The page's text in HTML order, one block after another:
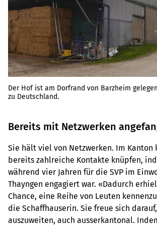
Der Hof ist am Dorfrand von Barzheim
zu Deutschland.
Bereits mit Netzwerken
Sie hält viel von Netzwerken. Im Kanton
bereits zahlreiche Kontakte knüpfen,
während vier Jahren für die SVP im
Thayngen engagiert war. «Dadurch
Chance, eine Reihe von Leuten
die Schaffhauserin. Sie freue sich
auszuweiten, auch ausserkantonal.